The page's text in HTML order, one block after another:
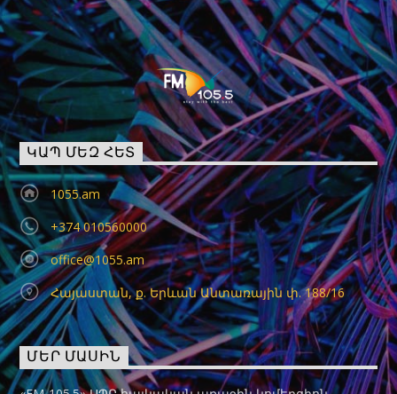
ԿԱՊ ՄԵԶ ՀԵՏ
1055.am
+374 010560000
office@1055.am
Հայաստան, ք. Երևան Անտառային փ. 188/16
ՄԵՐ ՄԱՍԻՆ